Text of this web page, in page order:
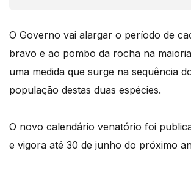
O Governo vai alargar o período de
bravo e ao pombo da rocha na
uma medida que surge na sequência
população destas duas espécies.
O novo calendário venatório foi
e vigora até 30 de junho do próximo